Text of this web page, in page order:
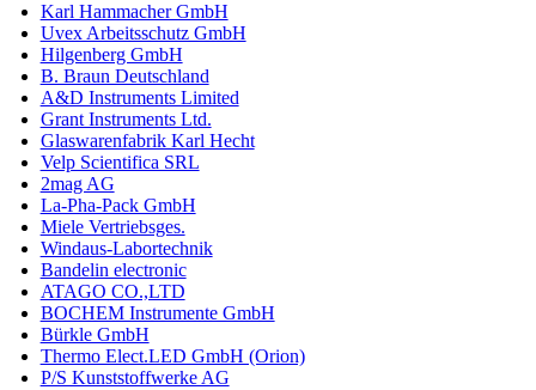
Karl Hammacher GmbH
Uvex Arbeitsschutz GmbH
Hilgenberg GmbH
B. Braun Deutschland
A&D Instruments Limited
Grant Instruments Ltd.
Glaswarenfabrik Karl Hecht
Velp Scientifica SRL
2mag AG
La-Pha-Pack GmbH
Miele Vertriebsges.
Windaus-Labortechnik
Bandelin electronic
ATAGO CO.,LTD
BOCHEM Instrumente GmbH
Bürkle GmbH
Thermo Elect.LED GmbH (Orion)
P/S Kunststoffwerke AG